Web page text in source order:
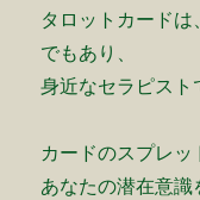
タロットカードは
でもあり、
身近なセラピスト
カードのスプレッ
あなたの潜在意